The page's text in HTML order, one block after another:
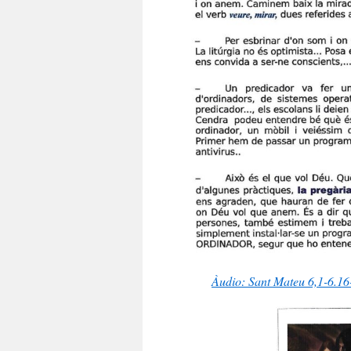
Àudio: Sant Mateu 6,1-